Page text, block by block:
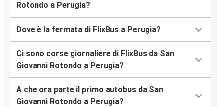
Rotondo a Perugia?
Dove è la fermata di FlixBus a Perugia?
Ci sono corse giornaliere di FlixBus da San
Giovanni Rotondo a Perugia?
A che ora parte il primo autobus da San
Giovanni Rotondo a Perugia?